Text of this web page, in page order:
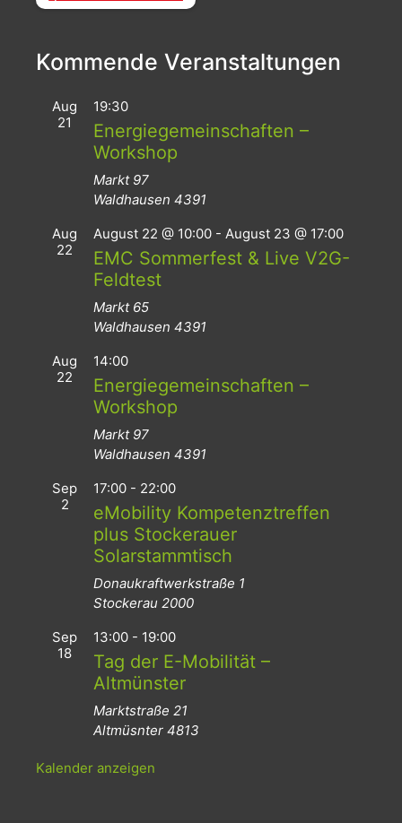
Kommende Veranstaltungen
Aug
21
19:30
Energiegemeinschaften –
Workshop
Markt 97
Waldhausen 4391
Aug
22
August 22 @ 10:00 - August 23 @ 17:00
EMC Sommerfest & Live V2G-
Feldtest
Markt 65
Waldhausen 4391
Aug
22
14:00
Energiegemeinschaften –
Workshop
Markt 97
Waldhausen 4391
Sep
2
17:00 - 22:00
eMobility Kompetenztreffen
plus Stockerauer
Solarstammtisch
Donaukraftwerkstraße 1
Stockerau 2000
Sep
18
13:00 - 19:00
Tag der E-Mobilität –
Altmünster
Marktstraße 21
Altmüsnter 4813
Kalender anzeigen